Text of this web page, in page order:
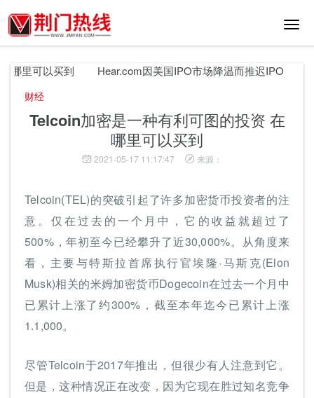
切
可以买到 Hear.com因美国IPO市场降温而推迟IPO
财经
Telcoin加密是一种有利可图的投资 在
哪里可以买到
2021-05-17 11:17:47 来源：
Telcoin(TEL)的突破引起了许多加密货币投资者的注
意。仅在过去的一个月中，它的收益就超过了
500%，年初至今已经攀升了近30,000%。从角度来
看，主要与特斯拉首席执行官埃隆·马斯克(Elon
Musk)相关的米姆加密货币Dogecoin在过去一个月中
已累计上涨了约300%，截至本年迄今已累计上涨
1.1,000。
尽管Telcoin于2017年推出，但很少有人注意到它。
但是，这种情况正在改变，因为它现在胜过知名竞争